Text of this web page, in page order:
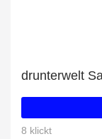
8 klickt